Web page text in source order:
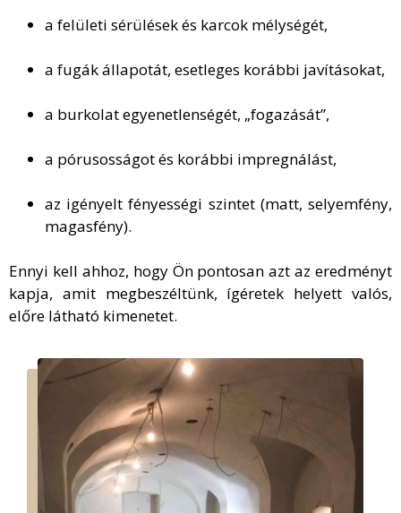
a felületi sérülések és karcok mélységét,
a fugák állapotát, esetleges korábbi javításokat,
a burkolat egyenetlenségét, „fogazását”,
a pórusosságot és korábbi impregnálást,
az igényelt fényességi szintet (matt, selyemfény,
magasfény).
Ennyi kell ahhoz, hogy Ön pontosan azt az eredményt
kapja, amit megbeszéltünk, ígéretek helyett valós,
előre látható kimenetet.